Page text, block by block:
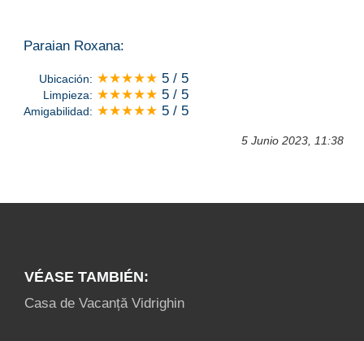
Paraian Roxana:
Ubicación: ★★★★★ 5 / 5
Limpieza: ★★★★★ 5 / 5
Amigabilidad: ★★★★★ 5 / 5
5 Junio 2023, 11:38
VÉASE TAMBIÉN:
Casa de Vacanță Vidrighin